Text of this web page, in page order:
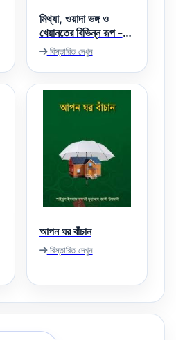
মিথ্যা, ওয়াদা ভঙ্গ ও
খেয়ানতের বিভিন্ন রূপ -
তাকী উসমানী
বিস্তারিত দেখুন
আপন ঘর বাঁচান
বিস্তারিত দেখুন